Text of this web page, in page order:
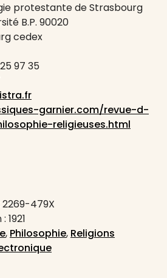
protestante de Strasbourg
B.P. 90020
cedex
97 35
garnier.com/revue-d-
religieuses.html
2269-479X
, Philosophie, Religions